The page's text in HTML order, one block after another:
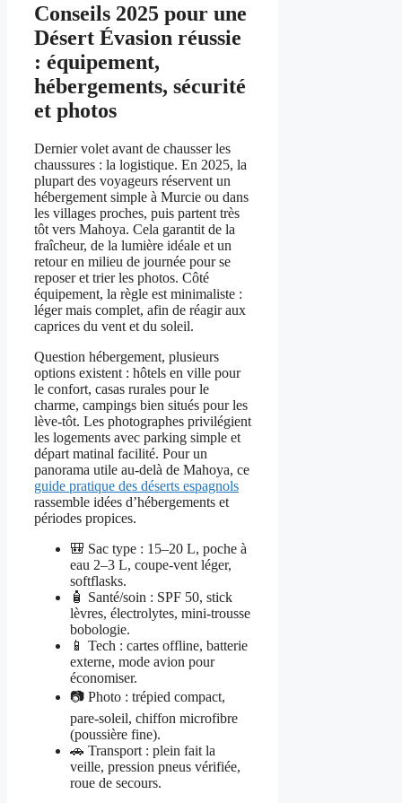
Conseils 2025 pour une
Désert Évasion réussie
: équipement,
hébergements, sécurité
et photos
Dernier volet avant de chausser les
chaussures : la logistique. En 2025, la
plupart des voyageurs réservent un
hébergement simple à Murcie ou dans
les villages proches, puis partent très
tôt vers Mahoya. Cela garantit de la
fraîcheur, de la lumière idéale et un
retour en milieu de journée pour se
reposer et trier les photos. Côté
équipement, la règle est minimaliste :
léger mais complet, afin de réagir aux
caprices du vent et du soleil.
Question hébergement, plusieurs
options existent : hôtels en ville pour
le confort, casas rurales pour le
charme, campings bien situés pour les
lève-tôt. Les photographes privilégient
les logements avec parking simple et
départ matinal facilité. Pour un
panorama utile au-delà de Mahoya, ce
guide pratique des déserts espagnols
rassemble idées d’hébergements et
périodes propices.
🎒 Sac type : 15–20 L, poche à
eau 2–3 L, coupe-vent léger,
softflasks.
🧴 Santé/soin : SPF 50, stick
lèvres, électrolytes, mini-trousse
bobologie.
📱 Tech : cartes offline, batterie
externe, mode avion pour
économiser.
📷 Photo : trépied compact,
pare-soleil, chiffon microfibre
(poussière fine).
🚗 Transport : plein fait la
veille, pression pneus vérifiée,
roue de secours.